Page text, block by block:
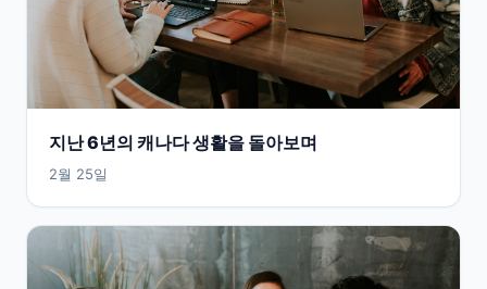
지난 6년의 캐나다 생활을 돌아보며
2월 25일